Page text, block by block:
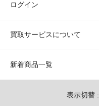
ログイン
買取サービスについて
新着商品一覧
表示切替 :